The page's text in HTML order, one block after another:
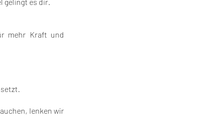
mehr Kraft und
lenken wir